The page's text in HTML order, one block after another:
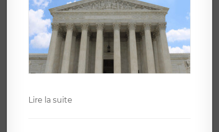
Lire la suite